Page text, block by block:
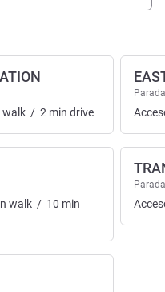
walk / 2 min drive
walk / 10 min